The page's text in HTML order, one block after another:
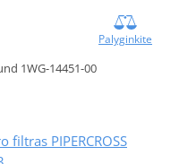
Palyginkite
1WG-14451-00
PIPERCROSS